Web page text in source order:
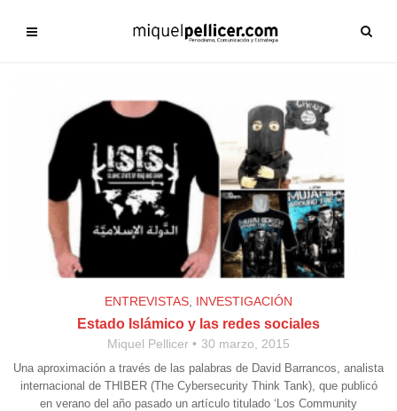
ENTREVISTAS INVESTIGACIÓN
Estado Islámico y las redes sociales
Miquel Pellicer 30 marzo, 2015
Una aproximación a través de las palabras de David Barrancos, analista
internacional de THIBER (The Cybersecurity Think Tank), que publicó
en verano del año pasado un artículo titulado ‘Los Community